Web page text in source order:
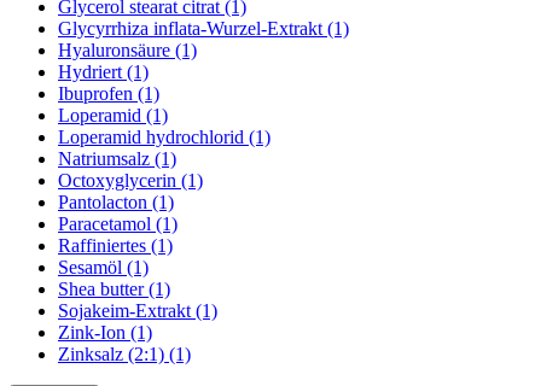
Glycerol stearat citrat (1)
Glycyrrhiza inflata-Wurzel-Extrakt (1)
Hyaluronsäure (1)
Hydriert (1)
Ibuprofen (1)
Loperamid (1)
Loperamid hydrochlorid (1)
Natriumsalz (1)
Octoxyglycerin (1)
Pantolacton (1)
Paracetamol (1)
Raffiniertes (1)
Sesamöl (1)
Shea butter (1)
Sojakeim-Extrakt (1)
Zink-Ion (1)
Zinksalz (2:1) (1)